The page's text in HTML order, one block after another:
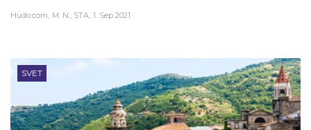
Hudo.com M. N., STA 1. Sep 2021
SVET